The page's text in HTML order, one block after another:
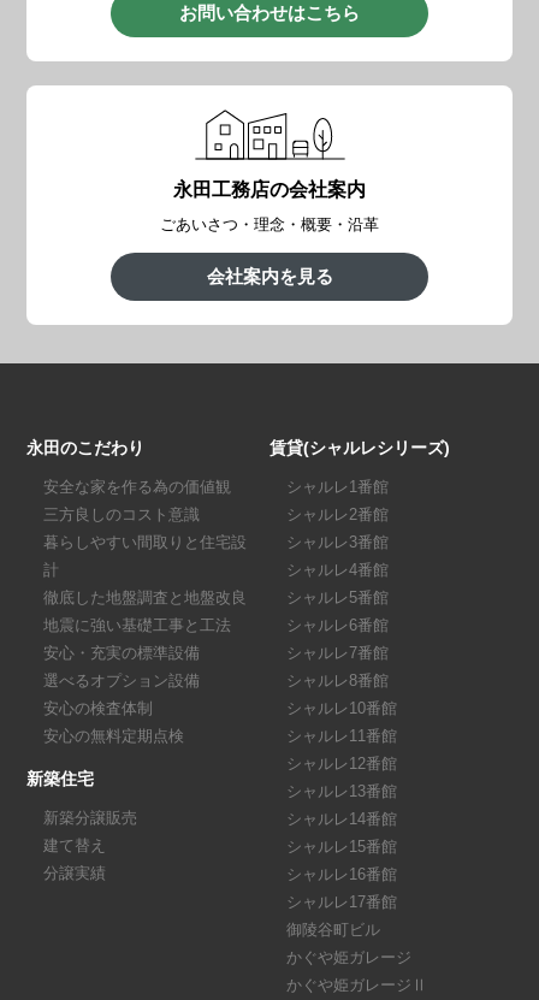
お問い合わせはこちら
永田工務店の会社案内
ごあいさつ・理念・概要・沿革
会社案内を見る
永田のこだわり
安全な家を作る為の価値観
三方良しのコスト意識
暮らしやすい間取りと住宅設
計
徹底した地盤調査と地盤改良
地震に強い基礎工事と工法
安心・充実の標準設備
選べるオプション設備
安心の検査体制
安心の無料定期点検
新築住宅
新築分譲販売
建て替え
分譲実績
賃貸(シャルレシリーズ)
シャルレ1番館
シャルレ2番館
シャルレ3番館
シャルレ4番館
シャルレ5番館
シャルレ6番館
シャルレ7番館
シャルレ8番館
シャルレ10番館
シャルレ11番館
シャルレ12番館
シャルレ13番館
シャルレ14番館
シャルレ15番館
シャルレ16番館
シャルレ17番館
御陵谷町ビル
かぐや姫ガレージ
かぐや姫ガレージⅡ